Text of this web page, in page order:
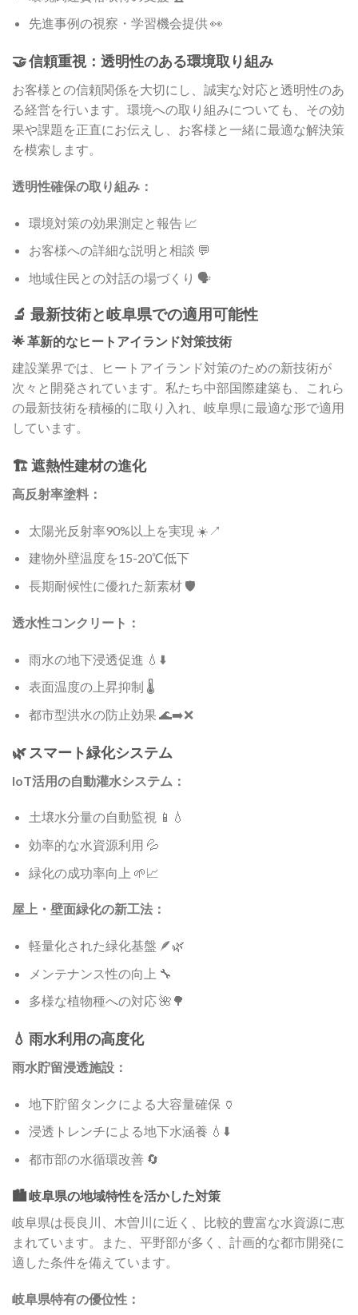
先進事例の視察・学習機会提供 👀
🤝 信頼重視：透明性のある環境取り組み
お客様との信頼関係を大切にし、誠実な対応と透明性のあ
る経営を行います。環境への取り組みについても、その効
果や課題を正直にお伝えし、お客様と一緒に最適な解決策
を模索します。
透明性確保の取り組み：
環境対策の効果測定と報告 📈
お客様への詳細な説明と相談 💬
地域住民との対話の場づくり 🗣️
🔬 最新技術と岐阜県での適用可能性
🌟 革新的なヒートアイランド対策技術
建設業界では、ヒートアイランド対策のための新技術が
次々と開発されています。私たち中部国際建築も、これら
の最新技術を積極的に取り入れ、岐阜県に最適な形で適用
しています。
🏗️ 遮熱性建材の進化
高反射率塗料：
太陽光反射率90%以上を実現 ☀️↗️
建物外壁温度を15-20℃低下
長期耐候性に優れた新素材 🛡️
透水性コンクリート：
雨水の地下浸透促進 💧⬇️
表面温度の上昇抑制 🌡️
都市型洪水の防止効果 🌊➡️❌
🌿 スマート緑化システム
IoT活用の自動灌水システム：
土壌水分量の自動監視 📱💧
効率的な水資源利用 💦
緑化の成功率向上 🌱📈
屋上・壁面緑化の新工法：
軽量化された緑化基盤 🪶🌿
メンテナンス性の向上 🔧
多様な植物種への対応 🌺🌳
💧 雨水利用の高度化
雨水貯留浸透施設：
地下貯留タンクによる大容量確保 🏺
浸透トレンチによる地下水涵養 💧⬇️
都市部の水循環改善 🔄
🏙️ 岐阜県の地域特性を活かした対策
岐阜県は長良川、木曽川に近く、比較的豊富な水資源に恵
まれています。また、平野部が多く、計画的な都市開発に
適した条件を備えています。
岐阜県特有の優位性：